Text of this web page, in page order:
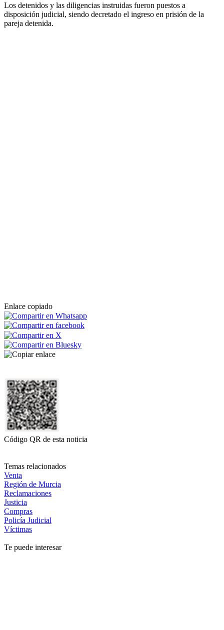
Los detenidos y las diligencias instruidas fueron puestos a
disposición judicial, siendo decretado el ingreso en prisión de la
pareja detenida.
Enlace copiado
Código QR de esta noticia
Temas relacionados
Venta
Región de Murcia
Reclamaciones
Justicia
Compras
Policía Judicial
Víctimas
Te puede interesar